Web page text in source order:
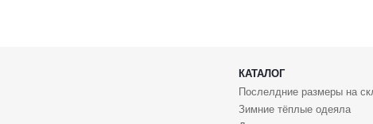
КАТАЛОГ
Послелдние размеры на
Зимние тёплые одеяла